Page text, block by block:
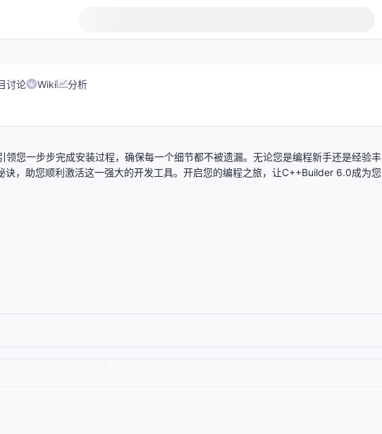
讨论 Wiki 分析
您一步步完成安装过程，确保每一个细节都不被遗漏。无论您是编程新手还是经验丰
，助您顺利激活这一强大的开发工具。开启您的编程之旅，让C++Builder 6.0成为您